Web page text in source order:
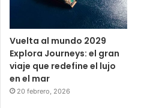
Vuelta al mundo 2029
Explora Journeys: el gran
viaje que redefine el lujo
en el mar
20 febrero, 2026